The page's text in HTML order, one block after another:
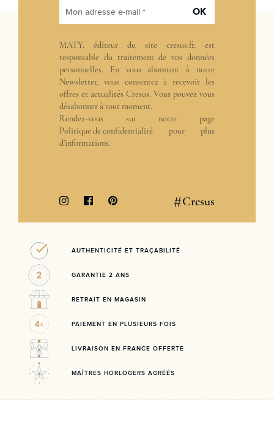
Mon adresse e-mail * OK
MATY, éditeur du site cresus.fr, est
responsable du traitement de vos données
personnelles. En vous abonnant à notre
Newsletter, vous consentez à recevoir les
offres et actualités Cresus. Vous pouvez vous
désabonner à tout moment.
Rendez-vous sur notre page
Politique de confidentialité pour plus
d’informations.
#Cresus
AUTHENTICITÉ ET TRAÇABILITÉ
GARANTIE 2 ANS
RETRAIT EN MAGASIN
PAIEMENT EN PLUSIEURS FOIS
LIVRAISON EN FRANCE OFFERTE
MAÎTRES HORLOGERS AGRÉÉS